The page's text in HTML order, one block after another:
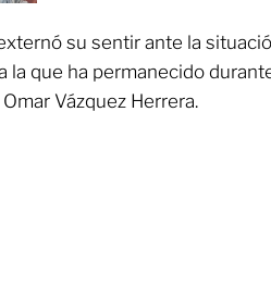
su sentir ante la
la que ha permanecido
Vázquez Herrera.